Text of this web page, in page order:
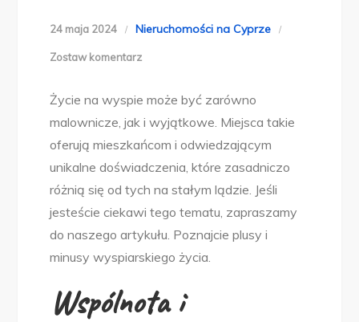
24 maja 2024 Nieruchomości na Cyprze
Zostaw komentarzw
życie
na
wyspach
różni
się
od
tego
lądowego?
Życie na wyspie może być zarówno
malownicze, jak i wyjątkowe. Miejsca takie
oferują mieszkańcom i odwiedzającym
unikalne doświadczenia, które zasadniczo
różnią się od tych na stałym lądzie. Jeśli
jesteście ciekawi tego tematu, zapraszamy
do naszego artykułu. Poznajcie plusy i
minusy wyspiarskiego życia.
Wspólnota i